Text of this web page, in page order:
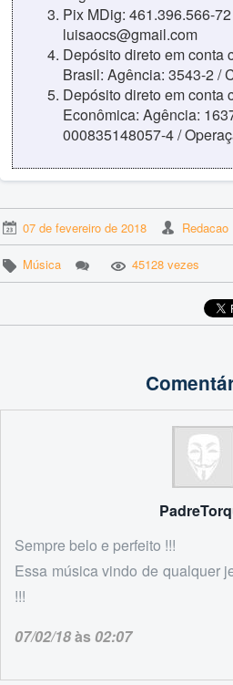
Pix MDig: 461.396.566-
luisaocs@gmail.com
Depósito direto em conta
Brasil: Agência: 3543-2 /
Depósito direto em conta
Econômica: Agência:
000835148057-4 /
07 de fevereiro de 2018 Redacao
Música 45128 vezes
Sempre belo e perfeito !!!
Essa música vindo de qualquer
!!!
07/02/18às02:07